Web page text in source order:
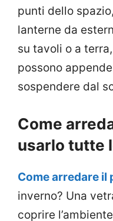
punti dello
lanterne da
su tavoli o a
possono
sospendere dal
Come
usarlo tutte
Come arredare
inverno? Una
coprire